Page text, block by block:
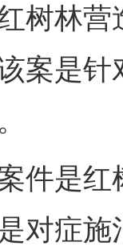
树林
案是
是红
对症